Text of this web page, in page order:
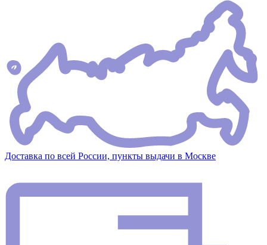
Доставка по всей России, пункты выдачи в Москве